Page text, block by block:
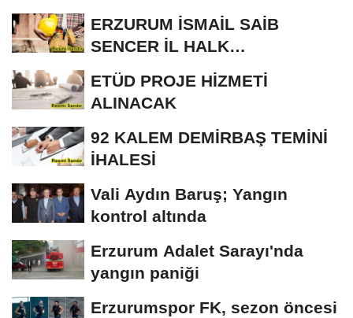
ERZURUM İSMAİL SAİB
SENCER İL HALK
KÜTÜPHANESİ BAKIM VE
ONARIM...
ETÜD PROJE HİZMETİ
ALINACAK
92 KALEM DEMİRBAŞ TEMİNİ
İHALESİ
Vali Aydın Baruş; Yangın
kontrol altında
Erzurum Adalet Sarayı'nda
yangın paniği
Erzurumspor FK, sezon öncesi